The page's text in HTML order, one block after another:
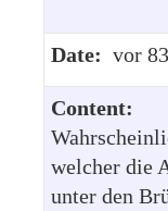
Date: vor
Content:
welcher die
unter den